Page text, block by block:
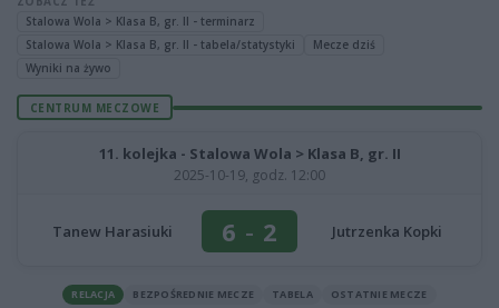
Stalowa Wola > Klasa B, gr. II - terminarz
Stalowa Wola > Klasa B, gr. II - tabela/statystyki
Mecze dziś
Wyniki na żywo
CENTRUM MECZOWE
11. kolejka - Stalowa Wola > Klasa B, gr. II
2025-10-19, godz. 12:00
Tanew Harasiuki 6 - 2 Jutrzenka Kopki
RELACJA BEZPOŚREDNIE MECZE TABELA OSTATNIE MECZE